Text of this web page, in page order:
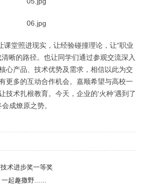
堂照进现实，让经验碰撞理论，让“职业
晰的路径。也让同学们通过参观交流深入
心产品、技术优势及需求，相信以此为交
更多的互动合作机会。嘉顺希望与高校一
技术扎根教育。今天，企业的‘火种’遇到了
成燎原之势。
术进步奖一等奖
起趣撒野......